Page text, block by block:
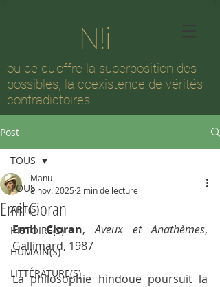
N!i
ou ce qu'offre la superposition des
possibles, la coexistence de vérités
contradictoires.
Post
TOUS
ART(S)
HISTOIRE(S)
HUMAIN(S)
LITTÉRATURE(S)
TOUS
Emil Cioran
Manu
8 nov. 2025 2 min de lecture
Emil Cioran, Aveux et Anathèmes,
Gallimard, 1987
La philosophie hindoue poursuit la